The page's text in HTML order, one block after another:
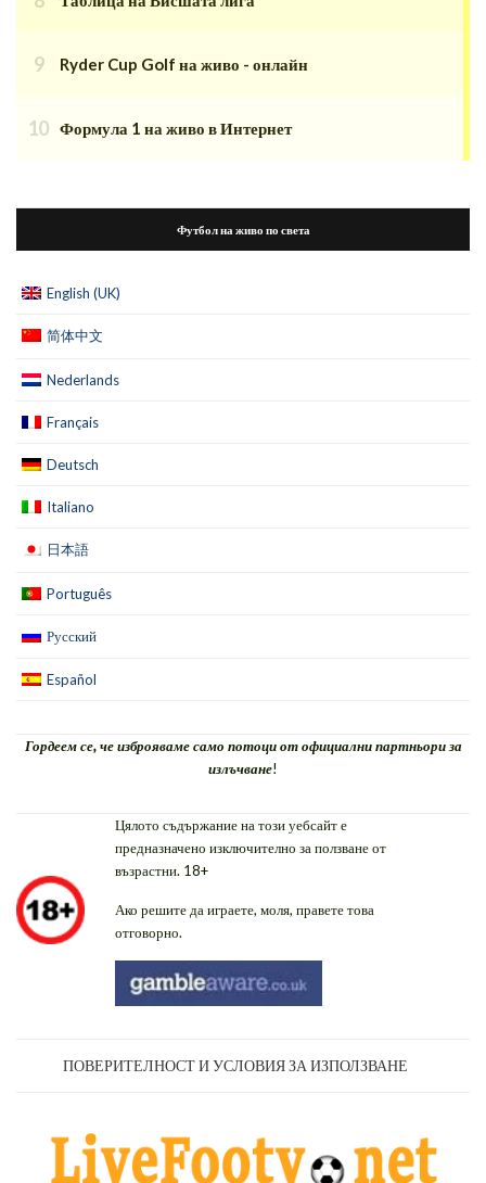
Ryder Cup Golf на живо - онлайн
Формула 1 на живо в Интернет
Футбол на живо по света
English (UK)
简体中文
Nederlands
Français
Deutsch
Italiano
日本語
Português
Русский
Español
Гордеем се, че изброяваме само потоци от официални партньори за
излъчване!
Цялото съдържание на този уебсайт е
предназначено изключително за ползване от
възрастни. 18+
Ако решите да играете, моля, правете това
отговорно.
ПОВЕРИТЕЛНОСТ И УСЛОВИЯ ЗА ИЗПОЛЗВАНЕ